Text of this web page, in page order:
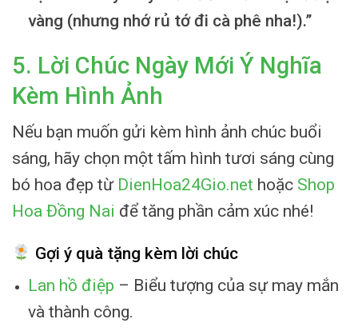
vàng (nhưng nhớ rủ tớ đi cà phê nha!).”
5. Lời Chúc Ngày Mới Ý Nghĩa
Kèm Hình Ảnh
Nếu bạn muốn gửi kèm hình ảnh chúc buổi
sáng, hãy chọn một tấm hình tươi sáng cùng
bó hoa đẹp từ DienHoa24Gio.net hoặc Shop
Hoa Đồng Nai để tăng phần cảm xúc nhé!
Gợi ý quà tặng kèm lời chúc
Lan hồ điệp – Biểu tượng của sự may mắn
và thành công.